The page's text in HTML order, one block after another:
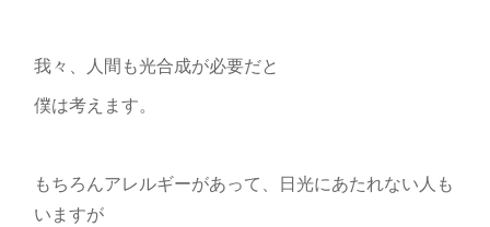
我々、人間も光合成が必要だと
僕は考えます。
もちろんアレルギーがあって、日光にあたれない人も
いますが